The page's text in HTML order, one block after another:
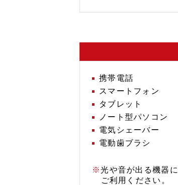
携帯電話
スマートフォン
タブレット
ノート型パソコン
電気シェーバー
電動歯ブラシ
光や音が出る機器
ご利用ください。